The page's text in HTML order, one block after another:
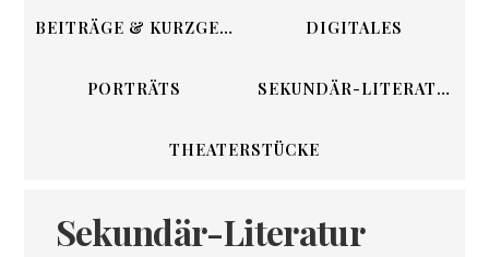
BEITRÄGE & KURZGESCHICHTENDIGITALES
PORTRÄTS SEKUNDÄR-LITERATUR
THEATERSTÜCKE
Sekundär-Literatur